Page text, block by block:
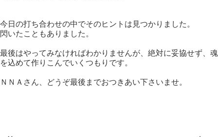
今日の打ち合わせの中でそのヒントは見つかりました。
閃いたこともありました。
最後はやってみなければわかりませんが、絶対に妥協せず、魂
を込めて作りこんでいくつもりです。
ＮＮＡさん、どうぞ最後までおつきあい下さいませ。